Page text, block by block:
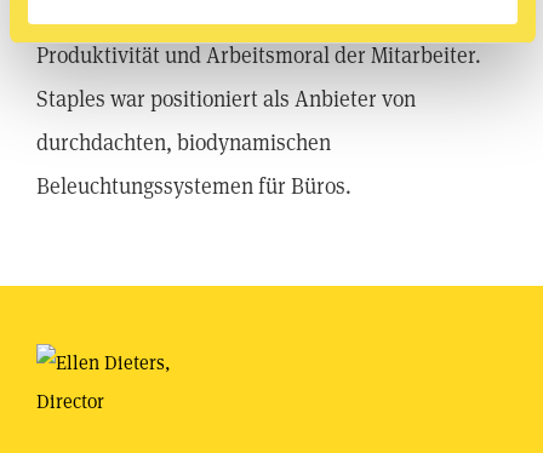
Produktivität und Arbeitsmoral der Mitarbeiter.
Staples war positioniert als Anbieter von
durchdachten, biodynamischen
Beleuchtungssystemen für Büros.